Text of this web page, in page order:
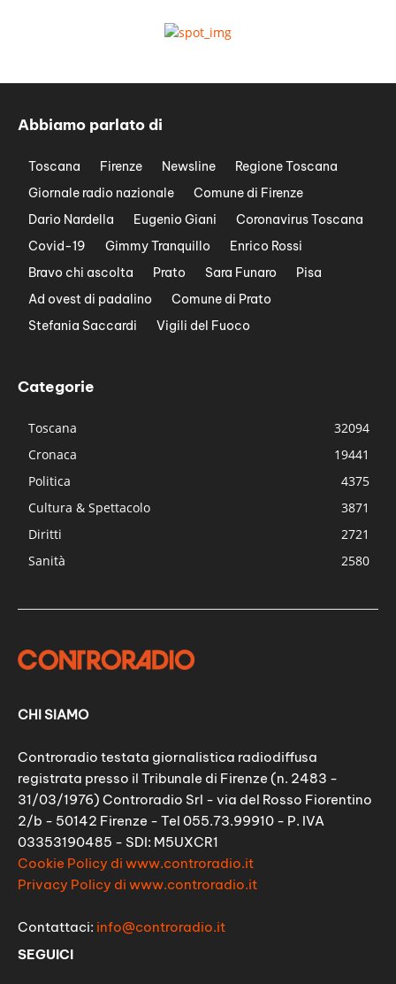
Abbiamo parlato di
Toscana Firenze Newsline
Regione Toscana
Giornale radio nazionale
Comune di Firenze
Dario Nardella
Eugenio Giani
Coronavirus Toscana
Covid-19
Gimmy Tranquillo
Enrico Rossi
Bravo chi ascolta
Prato Sara Funaro
Pisa
Ad ovest di padalino
Comune di Prato
Stefania Saccardi
Vigili del Fuoco
Categorie
Toscana
32094
Cronaca
19441
Politica
4375
Cultura & Spettacolo
3871
Diritti
2721
Sanità
2580
CHI SIAMO
Controradio testata giornalistica radiodiffusa
registrata presso il Tribunale di Firenze (n. 2483 -
31/03/1976) Controradio Srl - via del Rosso Fiorentino
2/b - 50142 Firenze - Tel 055.73.99910 - P. IVA
03353190485 - SDI: M5UXCR1
Cookie Policy di www.controradio.it
Privacy Policy di www.controradio.it
Contattaci: info@controradio.it
SEGUICI